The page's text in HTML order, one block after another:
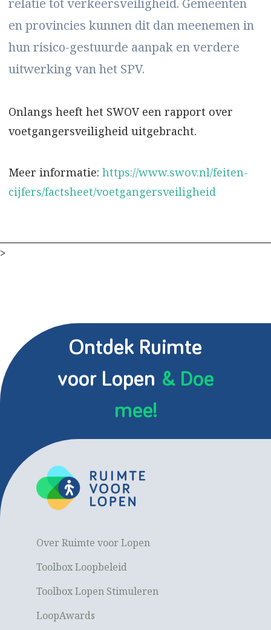
en provincies kunnen dit dan meenemen in
hun risico-gestuurde aanpak en verdere
uitwerking van het SPV.
Onlangs heeft het SWOV een rapport over
voetgangersveiligheid uitgebracht.
Meer informatie: https://www.swov.nl/feiten-
cijfers/factsheet/voetgangersveiligheid
>
Ontdek Ruimte
voor Lopen & Doe
mee!
Over Ruimte voor Lopen
Toolbox Loopbeleid
Toolbox Lopen Stimuleren
LoopAwards